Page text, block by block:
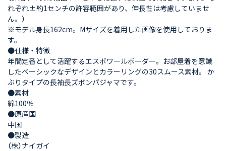
れぞれ±約1センチの許容範囲があり、伸長性は考慮していませ
ん。）
※モデル身長162cm。Mサイズを着用した画像を使用しておりま
す。
●仕様・特徴
年間定番として活躍するエスポワールボーダー。お部屋着を意識
したベーシックなデザインとカラーリングの30スムース素材。 か
ぶりタイプの長袖長ズボンパジャマです。
●素材
綿100％
●原産国
中国
●製造
（株）ナイガイ